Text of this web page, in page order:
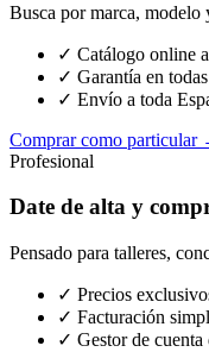
Busca por marca, modelo
✓ Catálogo online
✓ Garantía en
✓ Envío a toda
Comprar como particular
Profesional
Date de alta y
Pensado para talleres,
✓ Precios
✓ Facturación
✓ Gestor de cuenta